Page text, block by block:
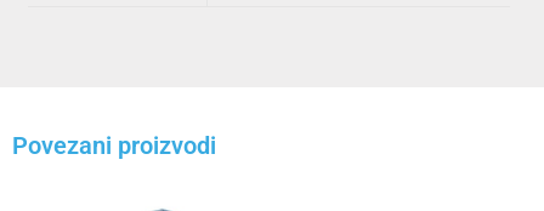
Povezani proizvodi